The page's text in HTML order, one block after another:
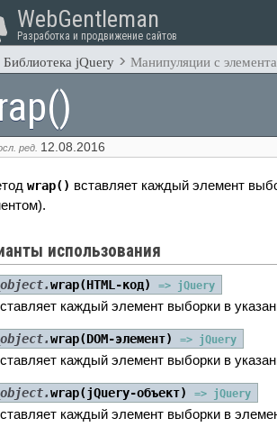
WebGentleman
Разработка и продвижение сайтов
Библиотека jQuery Манипуляции с
ред. 12.08.2016
wrap() вставляет каждый элемент
использования
wrap(HTML-код) => jQuery
каждый элемент выборки в
wrap(DOM-элемент) => jQuery
каждый элемент выборки в
wrap(jQuery-объект) => jQuery
каждый элемент выборки в